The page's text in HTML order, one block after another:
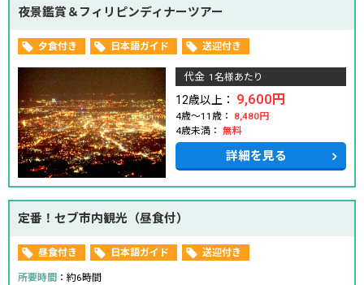
夜景鑑賞＆フィリピンディナーツアー
夕食付き 日本語ガイド 送迎付き
代金 1名様あたり
12歳以上： 9,600円
4歳～11歳：
8,480円
4歳未満： 無料
詳細を見る
定番！セブ市内観光（昼食付）
昼食付き 日本語ガイド 送迎付き
所要時間 ：約6時間